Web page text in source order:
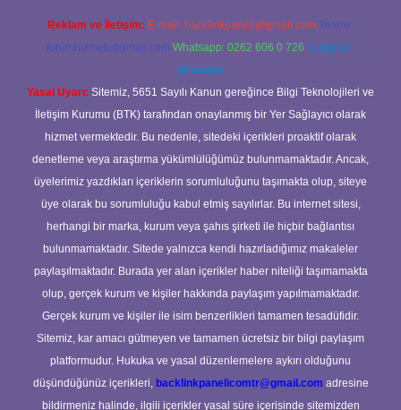
Reklam ve İletişim: E-mail: backlinkpaneli@gmail.com Teams:
forumhizmeti@gmail.com Whatsapp: 0262 606 0 726 Telegram:
@karabul
Yasal Uyarı: Sitemiz, 5651 Sayılı Kanun gereğince Bilgi Teknolojileri ve
İletişim Kurumu (BTK) tarafından onaylanmış bir Yer Sağlayıcı olarak
hizmet vermektedir. Bu nedenle, sitedeki içerikleri proaktif olarak
denetleme veya araştırma yükümlülüğümüz bulunmamaktadır. Ancak,
üyelerimiz yazdıkları içeriklerin sorumluluğunu taşımakta olup, siteye
üye olarak bu sorumluluğu kabul etmiş sayılırlar. Bu internet sitesi,
herhangi bir marka, kurum veya şahıs şirketi ile hiçbir bağlantısı
bulunmamaktadır. Sitede yalnızca kendi hazırladığımız makaleler
paylaşılmaktadır. Burada yer alan içerikler haber niteliği taşımamakta
olup, gerçek kurum ve kişiler hakkında paylaşım yapılmamaktadır.
Gerçek kurum ve kişiler ile isim benzerlikleri tamamen tesadüfidir.
Sitemiz, kar amacı gütmeyen ve tamamen ücretsiz bir bilgi paylaşım
platformudur. Hukuka ve yasal düzenlemelere aykırı olduğunu
düşündüğünüz içerikleri, backlinkpanelicomtr@gmail.com adresine
bildirmeniz halinde, ilgili içerikler yasal süre içerisinde sitemizden